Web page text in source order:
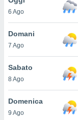
è
al sito
di
ci
di
il
6 Ago
Domani
7 Ago
Sabato
8 Ago
Domenica
9 Ago